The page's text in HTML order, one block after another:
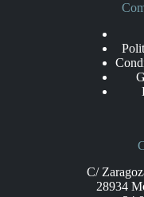
C/
28934